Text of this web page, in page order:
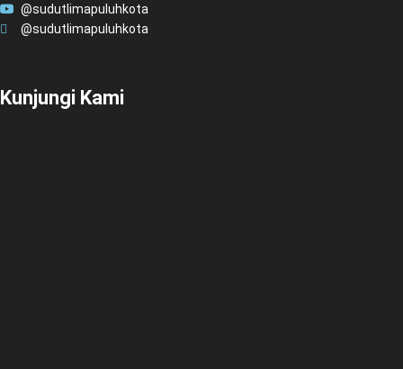
@sudutlimapuluhkota
@sudutlimapuluhkota
Kunjungi Kami